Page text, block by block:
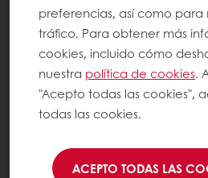
preferencias, así como para
tráfico. Para obtener más
cookies, incluido cómo
nuestra política de cookies.
"Acepto todas las cookies",
todas las cookies.
ACEPTO TODAS LAS